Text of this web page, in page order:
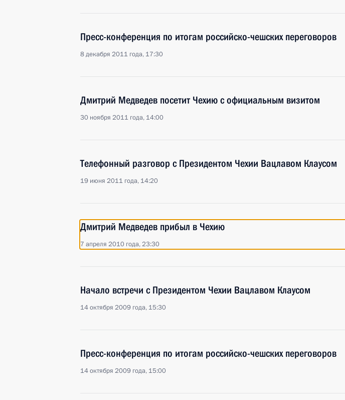
Пресс-конференция по итогам российско-чешских переговоров
8 декабря 2011 года, 17:30
Дмитрий Медведев посетит Чехию с официальным визитом
30 ноября 2011 года, 14:00
Телефонный разговор с Президентом Чехии Вацлавом Клаусом
19 июня 2011 года, 14:20
Дмитрий Медведев прибыл в Чехию
7 апреля 2010 года, 23:30
Начало встречи с Президентом Чехии Вацлавом Клаусом
14 октября 2009 года, 15:30
Пресс-конференция по итогам российско-чешских переговоров
14 октября 2009 года, 15:00